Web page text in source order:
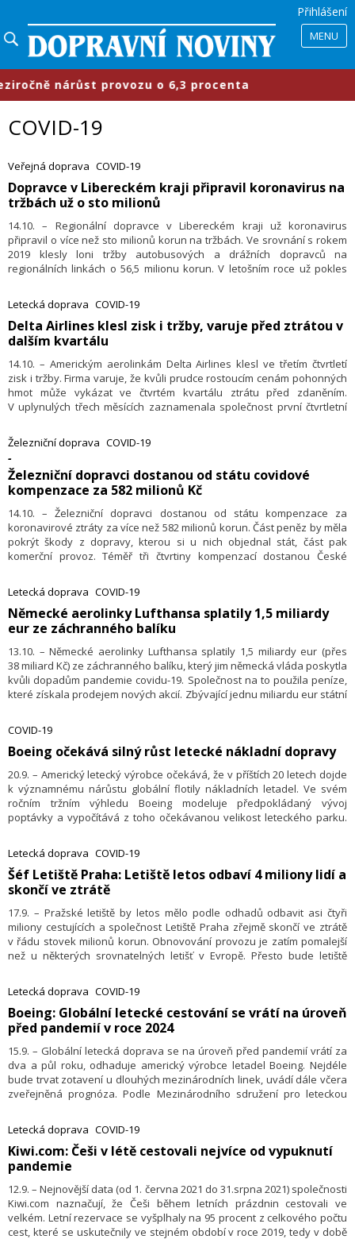
Přihlášení
MENU
nárůst provozu o 6,3 procenta
COVID-19
Veřejná doprava COVID-19
​Dopravce v Libereckém kraji připravil koronavirus na
tržbách už o sto milionů
14.10. – Regionální dopravce v Libereckém kraji už koronavirus
připravil o více než sto milionů korun na tržbách. Ve srovnání s rokem
2019 klesly loni tržby autobusových a drážních dopravců na
regionálních linkách o 56,5 milionu korun. V letošním roce už pokles
Jan Sviták (Starostové pro Liberecký kraj). I kvůli snížení dopadů kraj
od července zdražil jízdné až o 15 procent.
Letecká doprava COVID-19
​Delta Airlines klesl zisk i tržby, varuje před ztrátou v
dalším kvartálu
14.10. – Americkým aerolinkám Delta Airlines klesl ve třetím čtvrtletí
zisk i tržby. Firma varuje, že kvůli prudce rostoucím cenám pohonných
hmot může vykázat ve čtvrtém kvartálu ztrátu před zdaněním.
V uplynulých třech měsících zaznamenala společnost první čtvrtletní
covidu-19.
Železniční doprava COVID-19
-
​Železniční dopravci dostanou od státu covidové
kompenzace za 582 milionů Kč
14.10. – Železniční dopravci dostanou od státu kompenzace za
koronavirové ztráty za více než 582 milionů korun. Část peněz by měla
pokrýt škody z dopravy, kterou si u nich objednal stát, část pak
komerční provoz. Téměř tři čtvrtiny kompenzací dostanou České
naopak dopravci nedostanou za regionální spoje.
Letecká doprava COVID-19
​Německé aerolinky Lufthansa splatily 1,5 miliardy
eur ze záchranného balíku
13.10. – Německé aerolinky Lufthansa splatily 1,5 miliardy eur (přes
38 miliard Kč) ze záchranného balíku, který jim německá vláda poskytla
kvůli dopadům pandemie covidu-19. Společnost na to použila peníze,
které získala prodejem nových akcií. Zbývající jednu miliardu eur státní
Bloomberg.
COVID-19
​Boeing očekává silný růst letecké nákladní dopravy
20.9. – Americký letecký výrobce očekává, že v příštích 20 letech dojde
k významnému nárůstu globální flotily nákladních letadel. Ve svém
ročním tržním výhledu Boeing modeluje předpokládaný vývoj
poptávky a vypočítává z toho očekávanou velikost leteckého parku.
sestávající z 3435 letadel. Ve srovnání s rokem 2019 je to nárůst téměř
o 71 procent.
Letecká doprava COVID-19
Šéf Letiště Praha: Letiště letos odbaví 4 miliony lidí a
skončí ve ztrátě
17.9. – Pražské letiště by letos mělo podle odhadů odbavit asi čtyři
miliony cestujících a společnost Letiště Praha zřejmě skončí ve ztrátě
v řádu stovek milionů korun. Obnovování provozu je zatím pomalejší
než u některých srovnatelných letišť v Evropě. Přesto bude letiště
zreviduje. Novinářům to řekl nový šéf letiště Jiří Pos. Letošní provozní
situace tak bude zřejmě podobná jako loni, kdy letiště odbavilo
3,66 milionu pasažérů a skončilo v provozní ztrátě 687 milionů korun.
Letecká doprava COVID-19
​Boeing: Globální letecké cestování se vrátí na úroveň
před pandemií v roce 2024
15.9. – Globální letecká doprava se na úroveň před pandemií vrátí za
dva a půl roku, odhaduje americký výrobce letadel Boeing. Nejdéle
bude trvat zotavení u dlouhých mezinárodních linek, uvádí dále včera
zveřejněná prognóza. Podle Mezinárodního sdružení pro leteckou
1,8 miliardy a odvětví přišlo o 126 miliard dolarů (2,7 bilionu Kč).
Letecká doprava COVID-19
​Kiwi.com: Češi v létě cestovali nejvíce od vypuknutí
pandemie
12.9. – Nejnovější data (od 1. června 2021 do 31.srpna 2021) společnosti
Kiwi.com naznačují, že Češi během letních prázdnin cestovali ve
velkém. Letní rezervace se vyšplhaly na 95 procent z celkového počtu
cest, které se uskutečnily ve stejném období v roce 2019, tedy v době